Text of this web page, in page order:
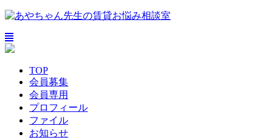
TOP
会員募集
会員専用
プロフィール
ファイル
お知らせ